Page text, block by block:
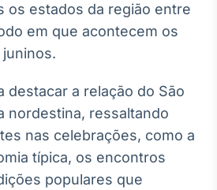
Datafeed
APIs para
integração de
Broadcast
Ticker
Cotações e
notícias
os estados da região entre
em que acontecem os
destacar a relação do São
nordestina, ressaltando
nas celebrações, como a
típica, os encontros
populares que